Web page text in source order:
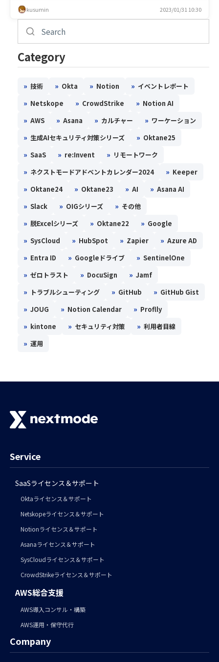
kusumin 2023/01/31 10:30
Category
» 技術 » Okta » Notion » イベントレポート
» Netskope » CrowdStrike » Notion AI
» AWS » Asana » カルチャー » ワーケーション
» 生成AIセキュリティ対策シリーズ » Oktane25
» SaaS » re:Invent » リモートワーク
» ネクストモードアドベントカレンダー2024 » Keeper
» Oktane24 » Oktane23 » AI » Asana AI
» Slack » OIGシリーズ » その他
» 脱Excelシリーズ » Oktane22 » Google
» SysCloud » HubSpot » Zapier » Azure AD
» Entra ID » Googleドライブ » SentinelOne
» ゼロトラスト » DocuSign » Jamf
» トラブルシューティング » GitHub » GitHub Gist
» JOUG » Notion Calendar » Proflly
» kintone » セキュリティ対策 » 利用者目線
» 運用
Service
SaaSライセンス＆サポート
Oktaライセンス＆サポート
Netskopeライセンス＆サポート
Notionライセンス＆サポート
Asanaライセンス＆サポート
SysCloudライセンス＆サポート
CrowdStrikeライセンス＆サポート
AWS総合支援
AWS導入コンサル・構築
AWS運用・保守代行
Company